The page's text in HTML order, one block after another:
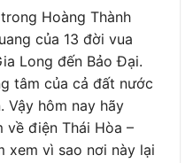
Hoàng Thành
của 13 đời vua
Long đến Bảo Đại.
tâm của cả đất nước
Vậy hôm nay hãy
về điện Thái Hòa –
xem vì sao nơi này lại